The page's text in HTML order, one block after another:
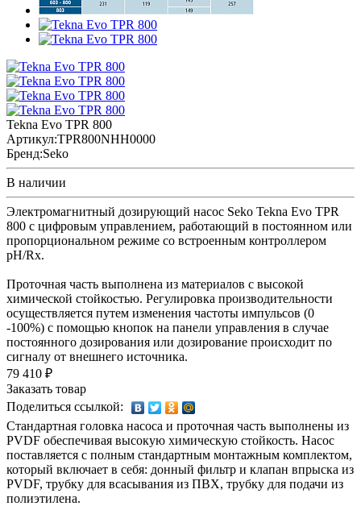
Tekna Evo TPR 800
Артикул:TPR800NHH0000
Бренд:Seko
В наличии
Электромагнитный дозирующий насос Seko Tekna Evo TPR
800 с цифровым управлением, работающий в постоянном или
пропорциональном режиме со встроенным контроллером
pH/Rx.
Проточная часть выполнена из материалов с высокой
химической стойкостью. Регулировка производительности
осуществляется путем изменения частоты импульсов (0
-100%) с помощью кнопок на панели управления в случае
постоянного дозирования или дозирование происходит по
сигналу от внешнего источника.
79 410 ₽
Заказать товар
Поделиться ссылкой:
Стандартная головка насоса и проточная часть выполнены из
PVDF обеспечивая высокую химическую стойкость. Насос
поставляется с полным стандартным монтажным комплектом,
который включает в себя: донный фильтр и клапан впрыска из
PVDF, трубку для всасывания из ПВХ, трубку для подачи из
полиэтилена.